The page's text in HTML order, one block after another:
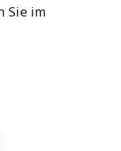
Sie im